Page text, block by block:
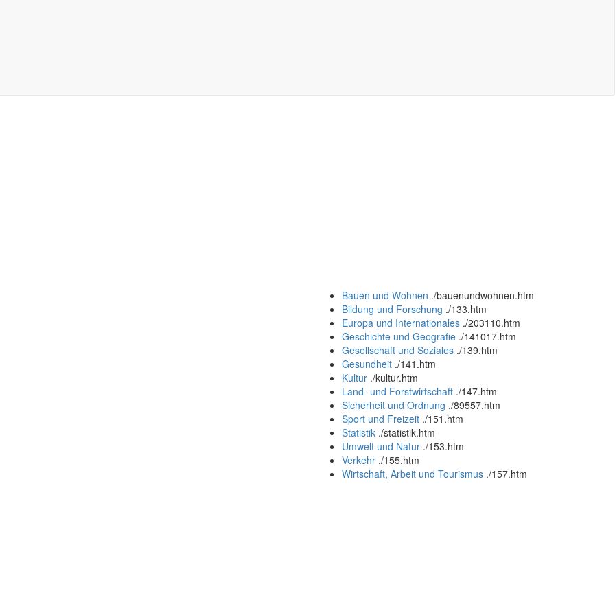
Bauen und Wohnen ./bauenundwohnen.htm
Bildung und Forschung ./133.htm
Europa und Internationales ./203110.htm
Geschichte und Geografie ./141017.htm
Gesellschaft und Soziales ./139.htm
Gesundheit ./141.htm
Kultur ./kultur.htm
Land- und Forstwirtschaft ./147.htm
Sicherheit und Ordnung ./89557.htm
Sport und Freizeit ./151.htm
Statistik ./statistik.htm
Umwelt und Natur ./153.htm
Verkehr ./155.htm
Wirtschaft, Arbeit und Tourismus ./157.htm